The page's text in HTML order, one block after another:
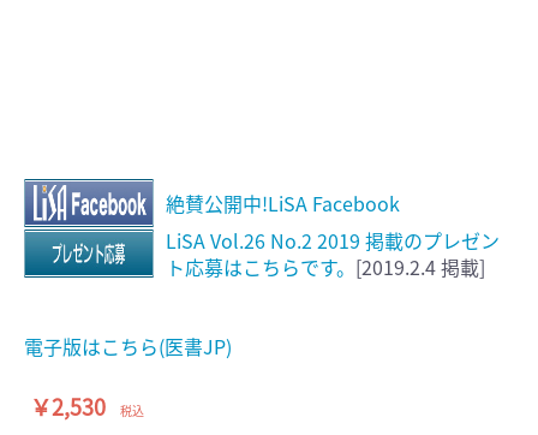
絶賛公開中!LiSA Facebook
LiSA Vol.26 No.2 2019 掲載のプレゼン
ト応募はこちらです。 [2019.2.4 掲載]
電子版はこちら(医書JP)
￥2,530 税込